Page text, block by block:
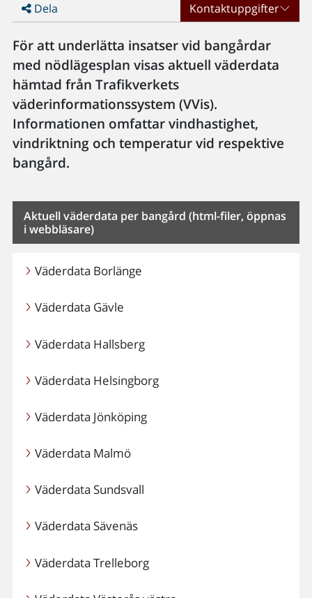
Dela Kontaktuppgifter
För att underlätta insatser vid bangårdar
med nödlägesplan visas aktuell väderdata
hämtad från Trafikverkets
väderinformationssystem (VVis).
Informationen omfattar vindhastighet,
vindriktning och temperatur vid respektive
bangård.
Aktuell väderdata per bangård (html-filer, öppnas
i webbläsare)
Väderdata Borlänge
Väderdata Gävle
Väderdata Hallsberg
Väderdata Helsingborg
Väderdata Jönköping
Väderdata Malmö
Väderdata Sundsvall
Väderdata Sävenäs
Väderdata Trelleborg